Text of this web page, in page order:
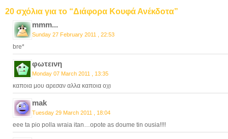
20 σχόλια για το “Διάφορα Κουφά Ανέκδοτα”
mmm...
Sunday 27 February 2011 , 22:53
bre*
φωτεινη
Monday 07 March 2011 , 13:35
καποια μου αρεσαν αλλα καποια οχι
mak
Tuesday 29 March 2011 , 18:04
eee ta pio polla wraia itan…opote as doume tin ousia!!!!